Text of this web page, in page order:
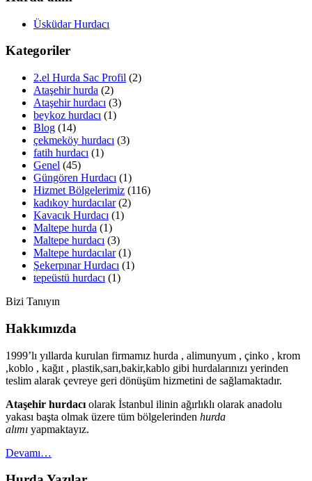
Üsküdar Hurdacı
Kategoriler
2.el Hurda Sac Profil (2)
Ataşehir hurda (2)
Ataşehir hurdacı (3)
beykoz hurdacı (1)
Blog (14)
çekmeköy hurdacı (3)
fatih hurdacı (1)
Genel (45)
Güngören Hurdacı (1)
Hizmet Bölgelerimiz (116)
kadıkoy hurdacılar(2)
Kavacık Hurdacı (1)
Maltepe hurda (1)
Maltepe hurdacı (3)
Maltepe hurdacılar(1)
Şekerpınar Hurdacı (1)
tepeüstü hurdacı (1)
Bizi Tanıyın
Hakkımızda
1999’lı yıllarda kurulan firmamız hurda , alimunyum , çinko , krom
,koblo , kağıt , plastik,sarı,bakir,kablo gibi hurdalarınızı yerinden
teslim alarak çevreye geri dönüşüm hizmetini de sağlamaktadır.
Ataşehir hurdacı olarak İstanbul ilinin ağırlıklı olarak anadolu
yakası başta olmak üzere tüm bölgelerinden hurda
alımı yapmaktayız.
Devamı…